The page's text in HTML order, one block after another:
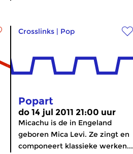
Crosslinks | Pop
Popart
do 14 jul 2011 21:00 uur
Micachu is de in Engeland
geboren Mica Levi. Ze zingt en
componeert klassieke werken...